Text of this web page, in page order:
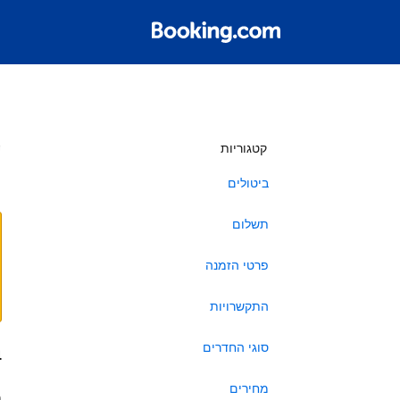
קטגוריות
ביטולים
תשלום
פרטי הזמנה
התקשרויות
סוגי החדרים
מחירים